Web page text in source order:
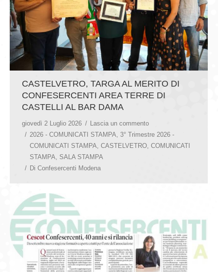
CASTELVETRO, TARGA AL MERITO DI
CONFESERCENTI AREA TERRE DI
CASTELLI AL BAR DAMA
giovedì 2 Luglio 2026
Lascia un commento
2026 - COMUNICATI STAMPA, 3° Trimestre 2026 -
COMUNICATI STAMPA, CASTELVETRO, COMUNICATI
STAMPA, SALA STAMPA
Di Confesercenti Modena